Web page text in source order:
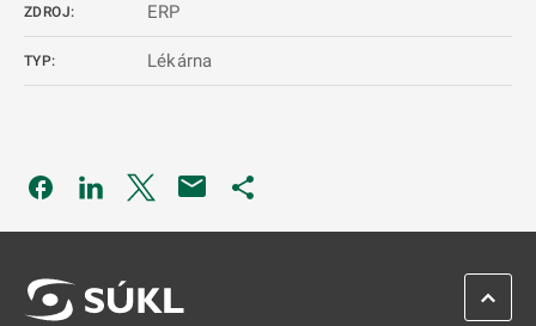
ZDROJ: ERP
TYP: Lékárna
Odkaz se otevře na nové kartě
Odkaz se otevře na nové kartě
Odkaz se otevře na nové kartě
ZPĚT